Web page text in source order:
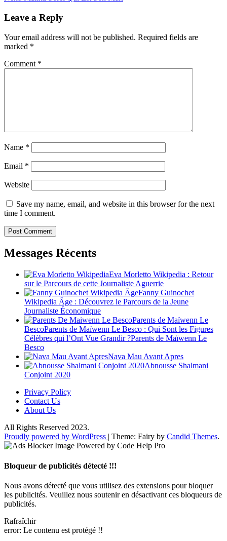
Leave a Reply
Your email address will not be published. Required fields are
marked *
Comment *
Name *
Email *
Website
Save my name, email, and website in this browser for the next
time I comment.
Messages Récents
Eva Morletto Wikipedia : Retour
sur le Parcours de cette Journaliste Aguerrie
Fanny Guinochet
Wikipedia Âge : Découvrez le Parcours de la Jeune
Journaliste Économique
Parents de Maïwenn Le
BescoParents de Maïwenn Le Besco : Qui Sont les Figures
Célèbres qui l’Ont Vue Grandir ?Parents de Maïwenn Le
Besco
Nava Mau Avant Apres
Abnousse Shalmani
Conjoint 2020
Privacy Policy
Contact Us
About Us
All Rights Reserved 2023.
Proudly powered by WordPress | Theme: Fairy by Candid Themes.
Bloqueur de publicités détecté !!!
Nous avons détecté que vous utilisez des extensions pour bloquer
les publicités. Veuillez nous soutenir en désactivant ces bloqueurs de
publicités.
Rafraîchir
error: Le contenu est protégé !!